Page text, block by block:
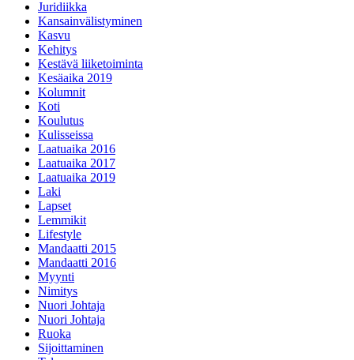
Juridiikka
Kansainvälistyminen
Kasvu
Kehitys
Kestävä liiketoiminta
Kesäaika 2019
Kolumnit
Koti
Koulutus
Kulisseissa
Laatuaika 2016
Laatuaika 2017
Laatuaika 2019
Laki
Lapset
Lemmikit
Lifestyle
Mandaatti 2015
Mandaatti 2016
Myynti
Nimitys
Nuori Johtaja
Nuori Johtaja
Ruoka
Sijoittaminen